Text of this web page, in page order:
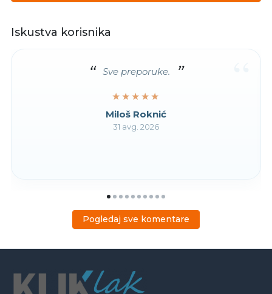
Iskustva korisnika
Sve preporuke.
★★★★★
★★★★★
Miloš Roknić
31 avg. 2026
Pogledaj sve komentare